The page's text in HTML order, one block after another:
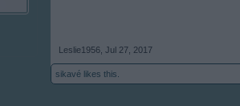
Leslie1956 Jul 27, 2017
sikavé likes this.